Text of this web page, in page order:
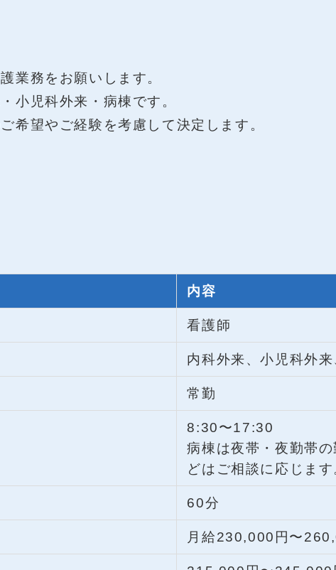
業務をお願いします。
小児科外来・病棟です。
希望やご経験を考慮して決定します。
内容
看護師
内科外来、小児科外
常勤
8:30〜17:30
病棟は夜帯・夜勤帯
どはご相談に応じま
60分
月給230,000円〜